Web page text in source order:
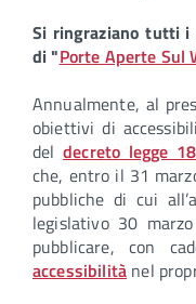
Si ringraziano tutti i
di "Porte Aperte Sul
Annualmente, al
obiettivi di
deldecreto legge
che, entro il 31
pubbliche di cui
legislativo 30
pubblicare, con
accessibilità nel